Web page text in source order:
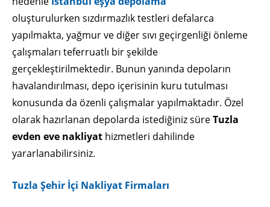
oluşturulurken sızdırmazlık testleri defalarca
yapılmakta, yağmur ve diğer sıvı geçirgenliği önleme
çalışmaları teferruatlı bir şekilde
gerçekleştirilmektedir. Bunun yanında depoların
havalandırılması, depo içerisinin kuru tutulması
konusunda da özenli çalışmalar yapılmaktadır. Özel
olarak hazırlanan depolarda istediğiniz süreTuzla
evden eve nakliyat hizmetleri dahilinde
yararlanabilirsiniz.
Tuzla Şehir İçi Nakliyat Firmaları